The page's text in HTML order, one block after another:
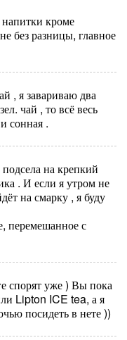
кроме
без разницы, главное
, я завариваю два
чай , то всё весь
сонная .
на крепкий
. И если я утром не
на смарку , я буду
перемешанное с
спорят уже ) Вы пока
Lipton ICE tea, а я
посидеть в нете ))